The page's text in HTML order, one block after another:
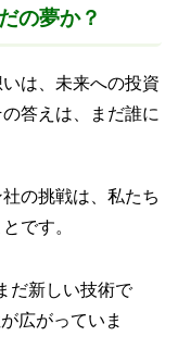
の夢か？
は、未来への投資
答えは、まだ誰に
の挑戦は、私たち
です。
だ新しい技術で
広がっていま